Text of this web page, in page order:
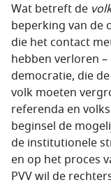
Wat betreft de
beperking van de
die het contact
hebben verloren
democratie, die
volk moeten
referenda en
beginsel de
de institutionele
en op het proces
PVV wil de